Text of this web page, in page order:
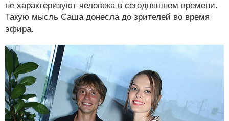
не характеризуют человека в сегодняшнем времени.
Такую мысль Саша донесла до зрителей во время
эфира.